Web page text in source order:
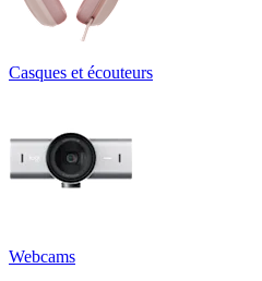
Casques et écouteurs
Webcams